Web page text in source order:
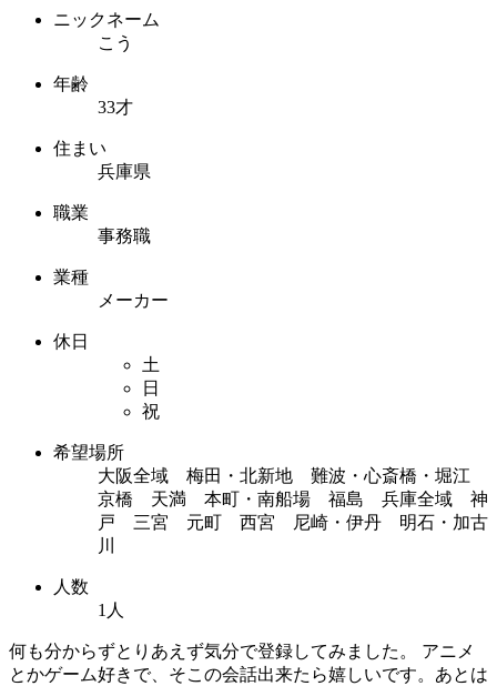
ニックネーム
こう
年齢
33才
住まい
兵庫県
職業
事務職
業種
メーカー
休日
土
日
祝
希望場所
大阪全域 梅田・北新地 難波・心斎橋・堀江
京橋 天満 本町・南船場 福島 兵庫全域 神
戸 三宮 元町 西宮 尼崎・伊丹 明石・加古
川
人数
1人
何も分からずとりあえず気分で登録してみました。 アニメ
とかゲーム好きで、そこの会話出来たら嬉しいです。あとは